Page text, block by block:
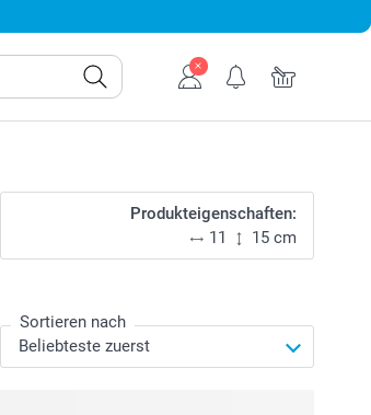
Produkteigenschaften:
11
15 cm
Sortieren nach